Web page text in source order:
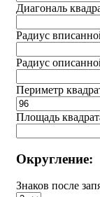
Диагональ
Радиус
Радиус
Периметр
Площадь
Округление:
Знаков после